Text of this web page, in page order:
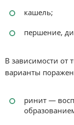
кашель;
першение,
В зависимости от
варианты
ринит —